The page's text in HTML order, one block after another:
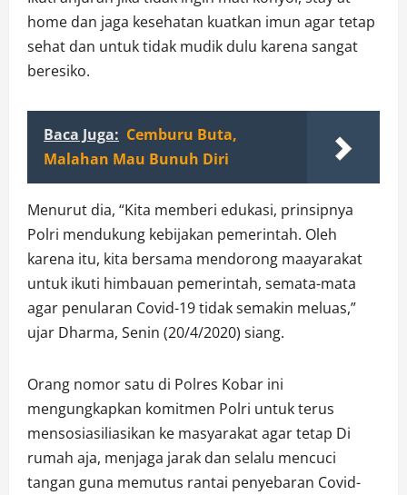
home dan jaga kesehatan kuatkan imun agar tetap
sehat dan untuk tidak mudik dulu karena sangat
beresiko.
Baca Juga: Cemburu Buta,
Malahan Mau Bunuh Diri
Menurut dia, “Kita memberi edukasi, prinsipnya
Polri mendukung kebijakan pemerintah. Oleh
karena itu, kita bersama mendorong maayarakat
untuk ikuti himbauan pemerintah, semata-mata
agar penularan Covid-19 tidak semakin meluas,”
ujar Dharma, Senin (20/4/2020) siang.
Orang nomor satu di Polres Kobar ini
mengungkapkan komitmen Polri untuk terus
mensosiasiliasikan ke masyarakat agar tetap Di
rumah aja, menjaga jarak dan selalu mencuci
tangan guna memutus rantai penyebaran Covid-